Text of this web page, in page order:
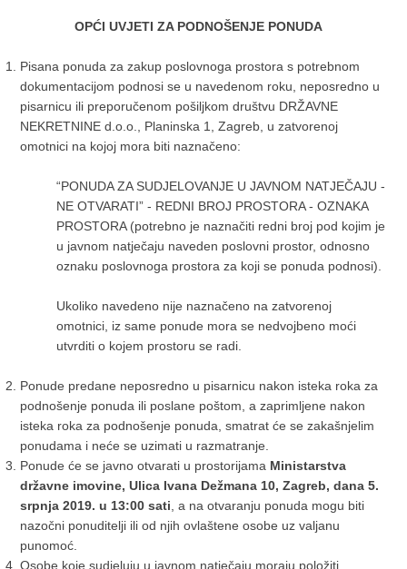
OPĆI UVJETI ZA PODNOŠENJE PONUDA
Pisana ponuda za zakup poslovnoga prostora s potrebnom
dokumentacijom podnosi se u navedenom roku, neposredno u
pisarnicu ili preporučenom pošiljkom društvu DRŽAVNE
NEKRETNINE d.o.o., Planinska 1, Zagreb, u zatvorenoj
omotnici na kojoj mora biti naznačeno:
“PONUDA ZA SUDJELOVANJE U JAVNOM NATJEČAJU -
NE OTVARATI” - REDNI BROJ PROSTORA - OZNAKA
PROSTORA (potrebno je naznačiti redni broj pod kojim je
u javnom natječaju naveden poslovni prostor, odnosno
oznaku poslovnoga prostora za koji se ponuda podnosi).
Ukoliko navedeno nije naznačeno na zatvorenoj
omotnici, iz same ponude mora se nedvojbeno moći
utvrditi o kojem prostoru se radi.
Ponude predane neposredno u pisarnicu nakon isteka roka za
podnošenje ponuda ili poslane poštom, a zaprimljene nakon
isteka roka za podnošenje ponuda, smatrat će se zakašnjelim
ponudama i neće se uzimati u razmatranje.
Ponude će se javno otvarati u prostorijama Ministarstva
državne imovine, Ulica Ivana Dežmana 10, Zagreb, dana 5.
srpnja 2019. u 13:00 sati , a na otvaranju ponuda mogu biti
nazočni ponuditelji ili od njih ovlaštene osobe uz valjanu
punomoć.
Osobe koje sudjeluju u javnom natječaju moraju položiti